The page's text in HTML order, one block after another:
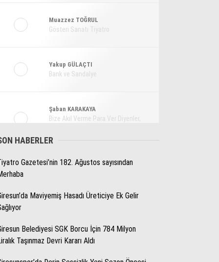
Teknoloji
Muazzez TOĞRUL
Gösteri Sanatı Tiyatro
Yakup GÜLAÇTI
Bank ve Sandalye
Şaban KARAKAYA
Bize Akıl Verme Para Ver Diyenler,
Pınar HOLT
HABERLER
Gazetesi’nin 182. Ağustos sayısından
Maviyemiş Hasadı Üreticiye Ek Gelir
Belediyesi SGK Borcu İçin 784 Milyon
Taşınmaz Devri Kararı Aldı